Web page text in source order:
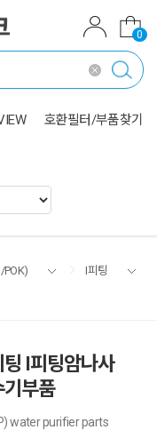
0
호환필터/부품찾기
POK) I피팅
I피팅암나사
부품
water purifier parts